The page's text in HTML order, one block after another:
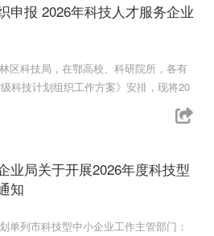
申报 2026年科技人才服务企业
区科技局，在鄂高校、科研院所，各有
科技计划组织工作方案》安排，现将20
业局关于开展2026年度科技型
知
单列市科技型中小企业工作主管部门：